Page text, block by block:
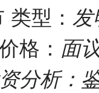
类型： 发
格： 面
分析：